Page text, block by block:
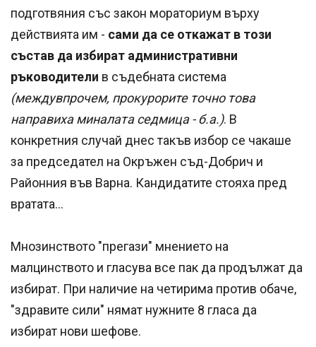
подготвяния със закон мораториум върху
действията им - сами да се откажат в този
състав да избират административни
ръководители в съдебната система
(междувпрочем, прокурорите точно това
направиха миналата седмица - б.а.). В
конкретния случай днес такъв избор се чакаше
за председател на Окръжен съд-Добрич и
Районния във Варна. Кандидатите стояха пред
вратата...
Мнозинството "прегази" мнението на
малцинството и гласува все пак да продължат да
избират. При наличие на четирима против обаче,
"здравите сили" нямат нужните 8 гласа да
избират нови шефове.